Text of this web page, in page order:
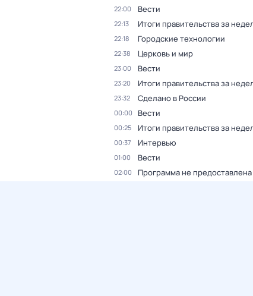
22:00 Вести
22:13 Итоги правительства за
22:18 Городские технологии
22:38 Церковь и мир
23:00 Вести
23:20 Итоги правительства за
23:32 Сделано в России
00:00 Вести
00:25 Итоги правительства за
00:37 Интервью
01:00 Вести
02:00 Программа не